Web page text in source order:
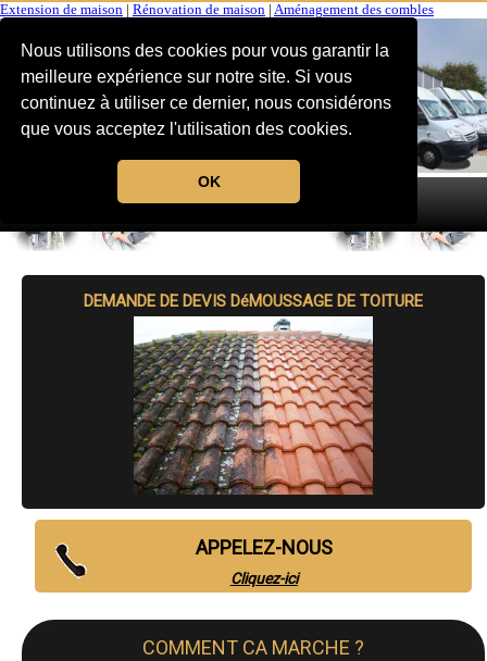
Nous utilisons des cookies pour vous garantir la
meilleure expérience sur notre site. Si vous
continuez à utiliser ce dernier, nous considérons
que vous acceptez l'utilisation des cookies.
OK
Extension de maison Rénovation de maison Aménagement des combles
MENU
DEMANDE DE DEVIS DéMOUSSAGE DE TOITURE
APPELEZ-NOUS
Cliquez-ici
COMMENT CA MARCHE ?